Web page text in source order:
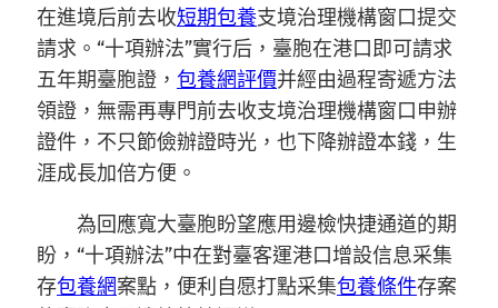
在進境后前去收短期包養支境治理機構窗口提交
請求。“十項辦法”實行后，臺胞在港口即可請求
五年期臺胞證， 包養網評價并經由過程寄遞方法
領證，無需再專門前去收支境治理機構窗口申辦
證件，不只節儉辦證時光，也下降辦證本錢，生
涯成長加倍方便。
為回應寬大臺胞盼望應用邊檢快捷通道的期
盼，“十項辦法”中在對臺客運港口增設信息采集
存包養網案點，便利自愿打點采集包養條件存案